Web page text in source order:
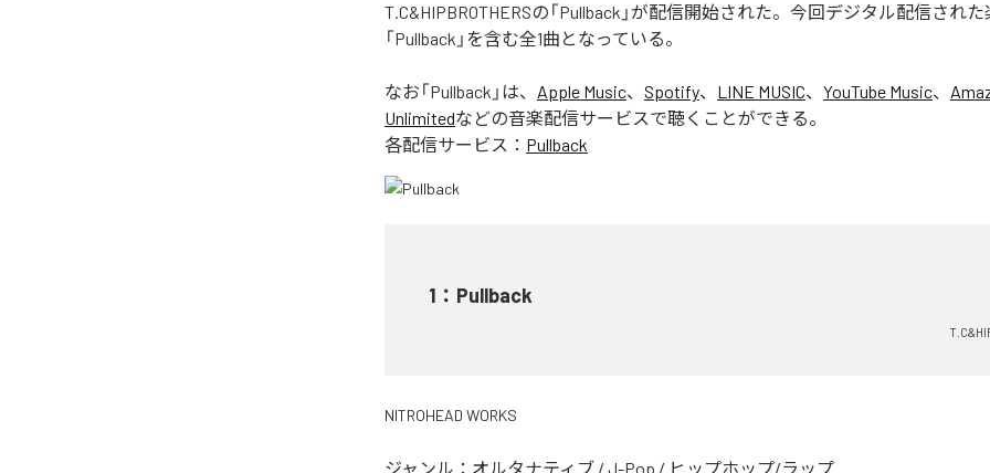
T.C&HIPBROTHERSの「Pullback」が配信開始された。今回デジタル配信された
「Pullback」を含む全1曲となっている。
なお「Pullback 」は、 Apple Music、 Spotify、 LINE MUSIC、 YouTube Music、
Unlimitedなどの音楽配信サービスで聴くことができる。
各配信サービス： Pullback
1 ： Pullback
NITROHEAD WORKS
ジャンル： オルタナティブ / J-Pop / ヒップホップ/ラップ